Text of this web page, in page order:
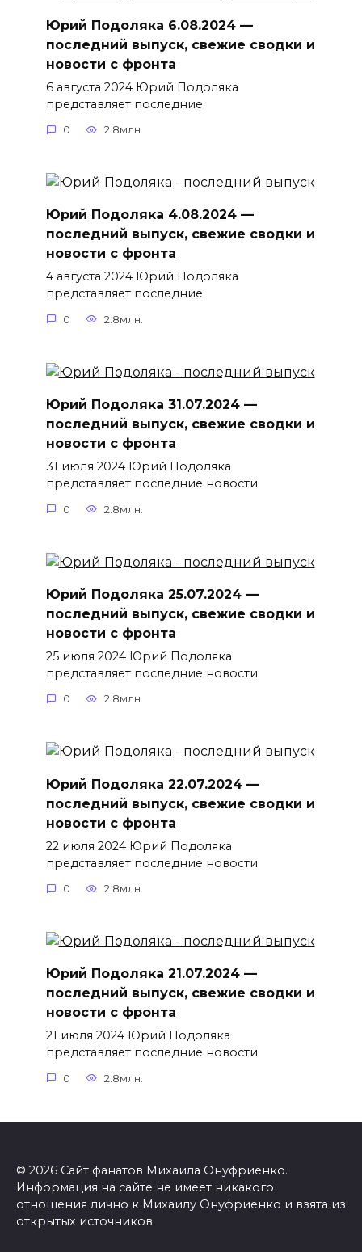
Юрий Подоляка 6.08.2024 —
последний выпуск, свежие сводки и
новости с фронта
6 августа 2024 Юрий Подоляка
представляет последние
0 2.8млн.
Юрий Подоляка 4.08.2024 —
последний выпуск, свежие сводки и
новости с фронта
4 августа 2024 Юрий Подоляка
представляет последние
0 2.8млн.
Юрий Подоляка 31.07.2024 —
последний выпуск, свежие сводки и
новости с фронта
31 июля 2024 Юрий Подоляка
представляет последние новости
0 2.8млн.
Юрий Подоляка 25.07.2024 —
последний выпуск, свежие сводки и
новости с фронта
25 июля 2024 Юрий Подоляка
представляет последние новости
0 2.8млн.
Юрий Подоляка 22.07.2024 —
последний выпуск, свежие сводки и
новости с фронта
22 июля 2024 Юрий Подоляка
представляет последние новости
0 2.8млн.
Юрий Подоляка 21.07.2024 —
последний выпуск, свежие сводки и
новости с фронта
21 июля 2024 Юрий Подоляка
представляет последние новости
0 2.8млн.
© 2026 Сайт фанатов Михаила Онуфриенко.
Информация на сайте не имеет никакого
отношения лично к Михаилу Онуфриенко и взята из
открытых источников.